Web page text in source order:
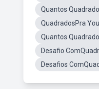
Quantos
QuadradosPra
Quantos
Desafio
Desafios